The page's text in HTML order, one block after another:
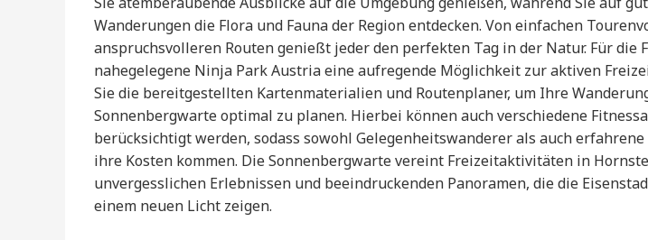
Wanderungen die Flora und Fauna der Region entdecken. Von einfachen
anspruchsvolleren Routen genießt jeder den perfekten Tag in der Natur. Für die
nahegelegene Ninja Park Austria eine aufregende Möglichkeit zur aktiven
Sie die bereitgestellten Kartenmaterialien und Routenplaner, um Ihre
Sonnenbergwarte optimal zu planen. Hierbei können auch verschiedene
berücksichtigt werden, sodass sowohl Gelegenheitswanderer als auch
ihre Kosten kommen. Die Sonnenbergwarte vereint Freizeitaktivitäten in
unvergesslichen Erlebnissen und beeindruckenden Panoramen, die die
einem neuen Licht zeigen.